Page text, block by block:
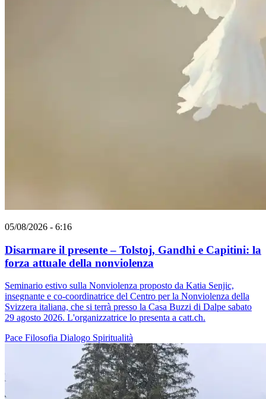
05/08/2026 - 6:16
Disarmare il presente – Tolstoj, Gandhi e Capitini: la
forza attuale della nonviolenza
Seminario estivo sulla Nonviolenza proposto da Katia Senjic,
insegnante e co-coordinatrice del Centro per la Nonviolenza della
Svizzera italiana, che si terrà presso la Casa Buzzi di Dalpe sabato
29 agosto 2026. L'organizzatrice lo presenta a catt.ch.
Pace Filosofia Dialogo Spiritualità